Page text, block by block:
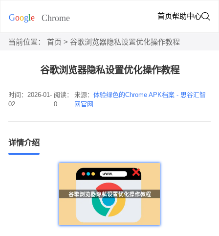
首页帮助中心
当前位置： 首页 > 谷歌浏览器隐私设置优化操作教程
谷歌浏览器隐私设置优化操作教程
时间：2026-01-
02
阅读：
0
来源：体验绿色的Chrome APK档案 - 思谷汇智
网官网
详情介绍